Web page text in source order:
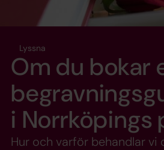
Lyssna
Om du bokar
i Norrköpings
Hur och varför behandlar vi